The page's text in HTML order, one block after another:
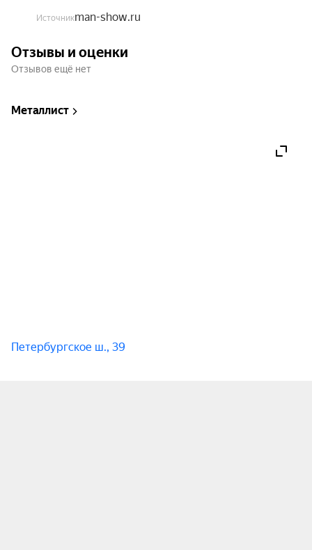
Источникman-show.ru
Отзывы и оценки
Отзывов ещё нет
Металлист
Петербургское ш., 39